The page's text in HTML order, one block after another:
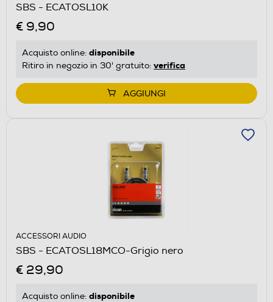
SBS - ECATOSL10K
€ 9,90
Acquisto online: disponibile
Ritiro in negozio in 30' gratuito: verifica
AGGIUNGI
ACCESSORI AUDIO
SBS - ECATOSL18MCO-Grigio nero
€ 29,90
Acquisto online: disponibile